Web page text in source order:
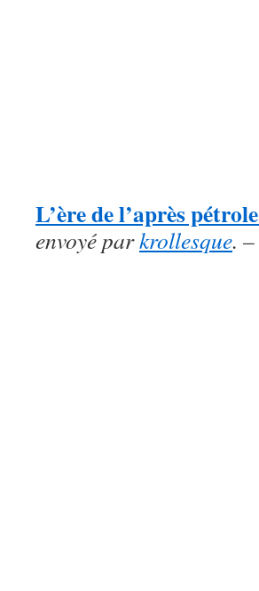
L’ère de l’après
envoyé parkrollesque. –